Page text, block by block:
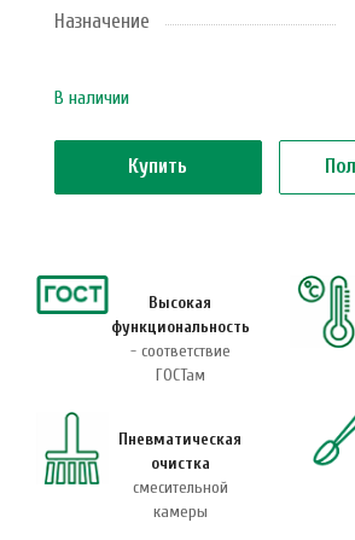
Назначение
В наличии
Купить
Высокая
функциональность
- соответствие
ГОСТам
Пневматическая
очистка
смесительной
камеры